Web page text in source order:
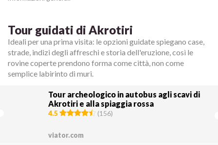
Tour guidati di Akrotiri
Ideali per una prima visita: le opzioni guidate spiegano case,
strade, indizi degli affreschi e storia dell'eruzione, così le
rovine coperte prendono forma come città, non come
semplice labirinto di muri.
Tour archeologico in autobus agli scavi di
Akrotiri e alla spiaggia rossa
4.5 (156)
viator.com